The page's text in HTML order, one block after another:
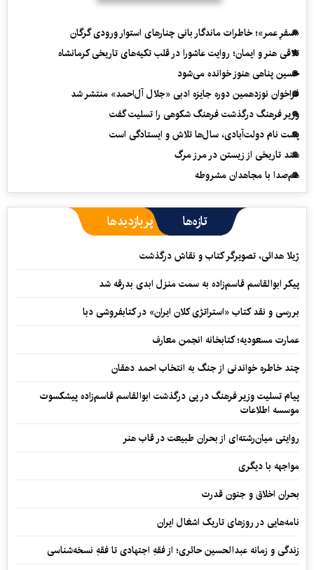
«سفرِ عمر»؛ خاطرات ماندگار بانی چنارهای استوار ورودی گرگان
تلاقی هنر و ایمان؛ روایت عاشورا در قلب تکیه‌های تاریخی کرمانشاه
حسین پناهی هنوز خوانده می‌شود
فراخوان نوزدهمین دوره جایزه ادبی «جلال آل‌احمد» منتشر شد
وزیر فرهنگ درگذشت فرهنگ شکوهی را تسلیت گفت
پشت نام دولت‌آبادی، سال‌ها تلاش و ایستادگی است
سند تاریخی از زیستن در مرز مرگ
هم‌صدا با مجاهدان مشروطه
تازه‌ها پربازدیدها
ژیلا هدائی، تصویرگر کتاب و نقاش درگذشت
پیکر ابوالقاسم قاسم‌زاده به سمت منزل ابدی بدرقه شد
بررسی و نقد کتاب «استراتژی کلان ایران» در کتابفروشی دبا
عمارت مسعودیه؛ کتابخانه انجمن معارف
چند خاطره خواندنی از جنگ به انتخاب احمد دهقان
پیام تسلیت وزیر فرهنگ در پی درگذشت ابوالقاسم قاسم‌زاده پیشکسوت
موسسه اطلاعات
روایتی میان‌رشته‌ای از بحران طبیعت در قاب هنر
مواجهه با دیگری
بحران اخلاق و جنون قدرت
نامه‌هایی در روزهای تاریک اشغال ایران
زندگی و زمانه عبدالحسین حائری؛ از فقهِ اجتهادی تا فقهِ نسخه‌شناسی